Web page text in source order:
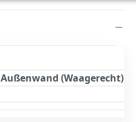
Außenwand (Waagerecht)